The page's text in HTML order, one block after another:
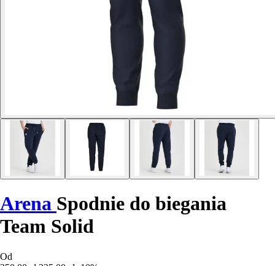
Arena Spodnie do biegania
Team Solid
Od